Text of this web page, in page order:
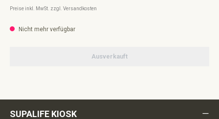
Preise inkl. MwSt. zzgl. Versandkosten
Nicht mehr verfügbar
Ausverkauft
SUPALIFE KIOSK